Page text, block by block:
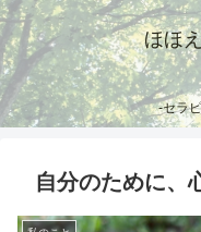
ほほ
-セラ
自分のために、